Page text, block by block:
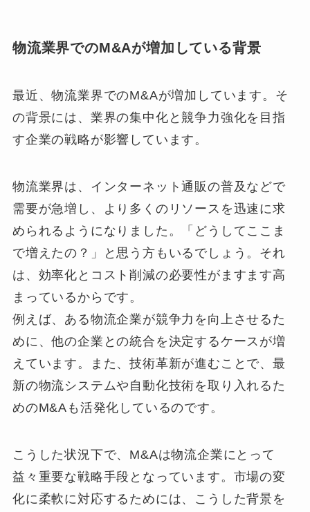
物流業界でのM&Aが増加している背景
最近、物流業界でのM&Aが増加しています。そ
の背景には、業界の集中化と競争力強化を目指
す企業の戦略が影響しています。
物流業界は、インターネット通販の普及などで
需要が急増し、より多くのリソースを迅速に求
められるようになりました。「どうしてここま
で増えたの？」と思う方もいるでしょう。それ
は、効率化とコスト削減の必要性がますます高
まっているからです。
例えば、ある物流企業が競争力を向上させるた
めに、他の企業との統合を決定するケースが増
えています。また、技術革新が進むことで、最
新の物流システムや自動化技術を取り入れるた
めのM&Aも活発化しているのです。
こうした状況下で、M&Aは物流企業にとって
益々重要な戦略手段となっています。市場の変
化に柔軟に対応するためには、こうした背景を